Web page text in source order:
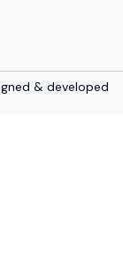
& developed